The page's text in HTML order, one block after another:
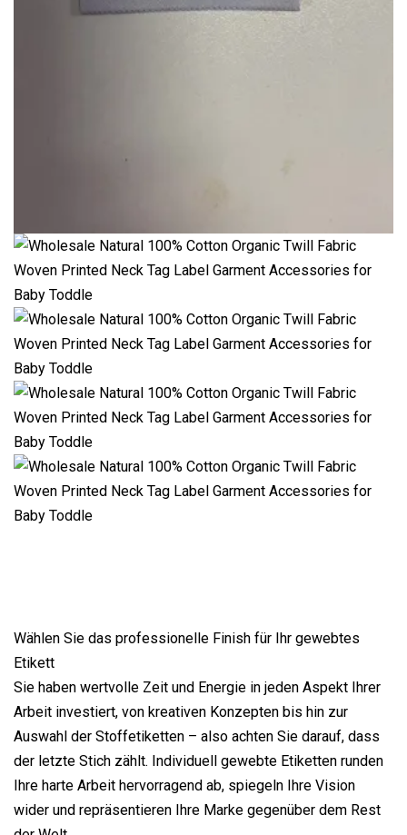
Wählen Sie das professionelle Finish für Ihr gewebtes
Etikett
Sie haben wertvolle Zeit und Energie in jeden Aspekt Ihrer
Arbeit investiert, von kreativen Konzepten bis hin zur
Auswahl der Stoffetiketten – also achten Sie darauf, dass
der letzte Stich zählt. Individuell gewebte Etiketten runden
Ihre harte Arbeit hervorragend ab, spiegeln Ihre Vision
wider und repräsentieren Ihre Marke gegenüber dem Rest